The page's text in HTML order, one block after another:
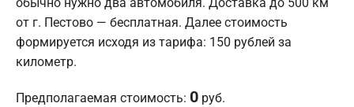
от г. Пестово — бесплатная. Далее стоимость
формируется исходя из тарифа: 150 рублей за
километр.
Предполагаемая стоимость: 0 руб.